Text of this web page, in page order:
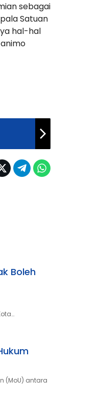
sebagai
Satuan
hal-hal
Boleh
(MoU) antara